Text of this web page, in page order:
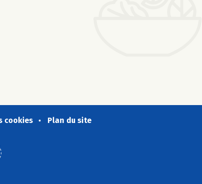
cookies Plan du site